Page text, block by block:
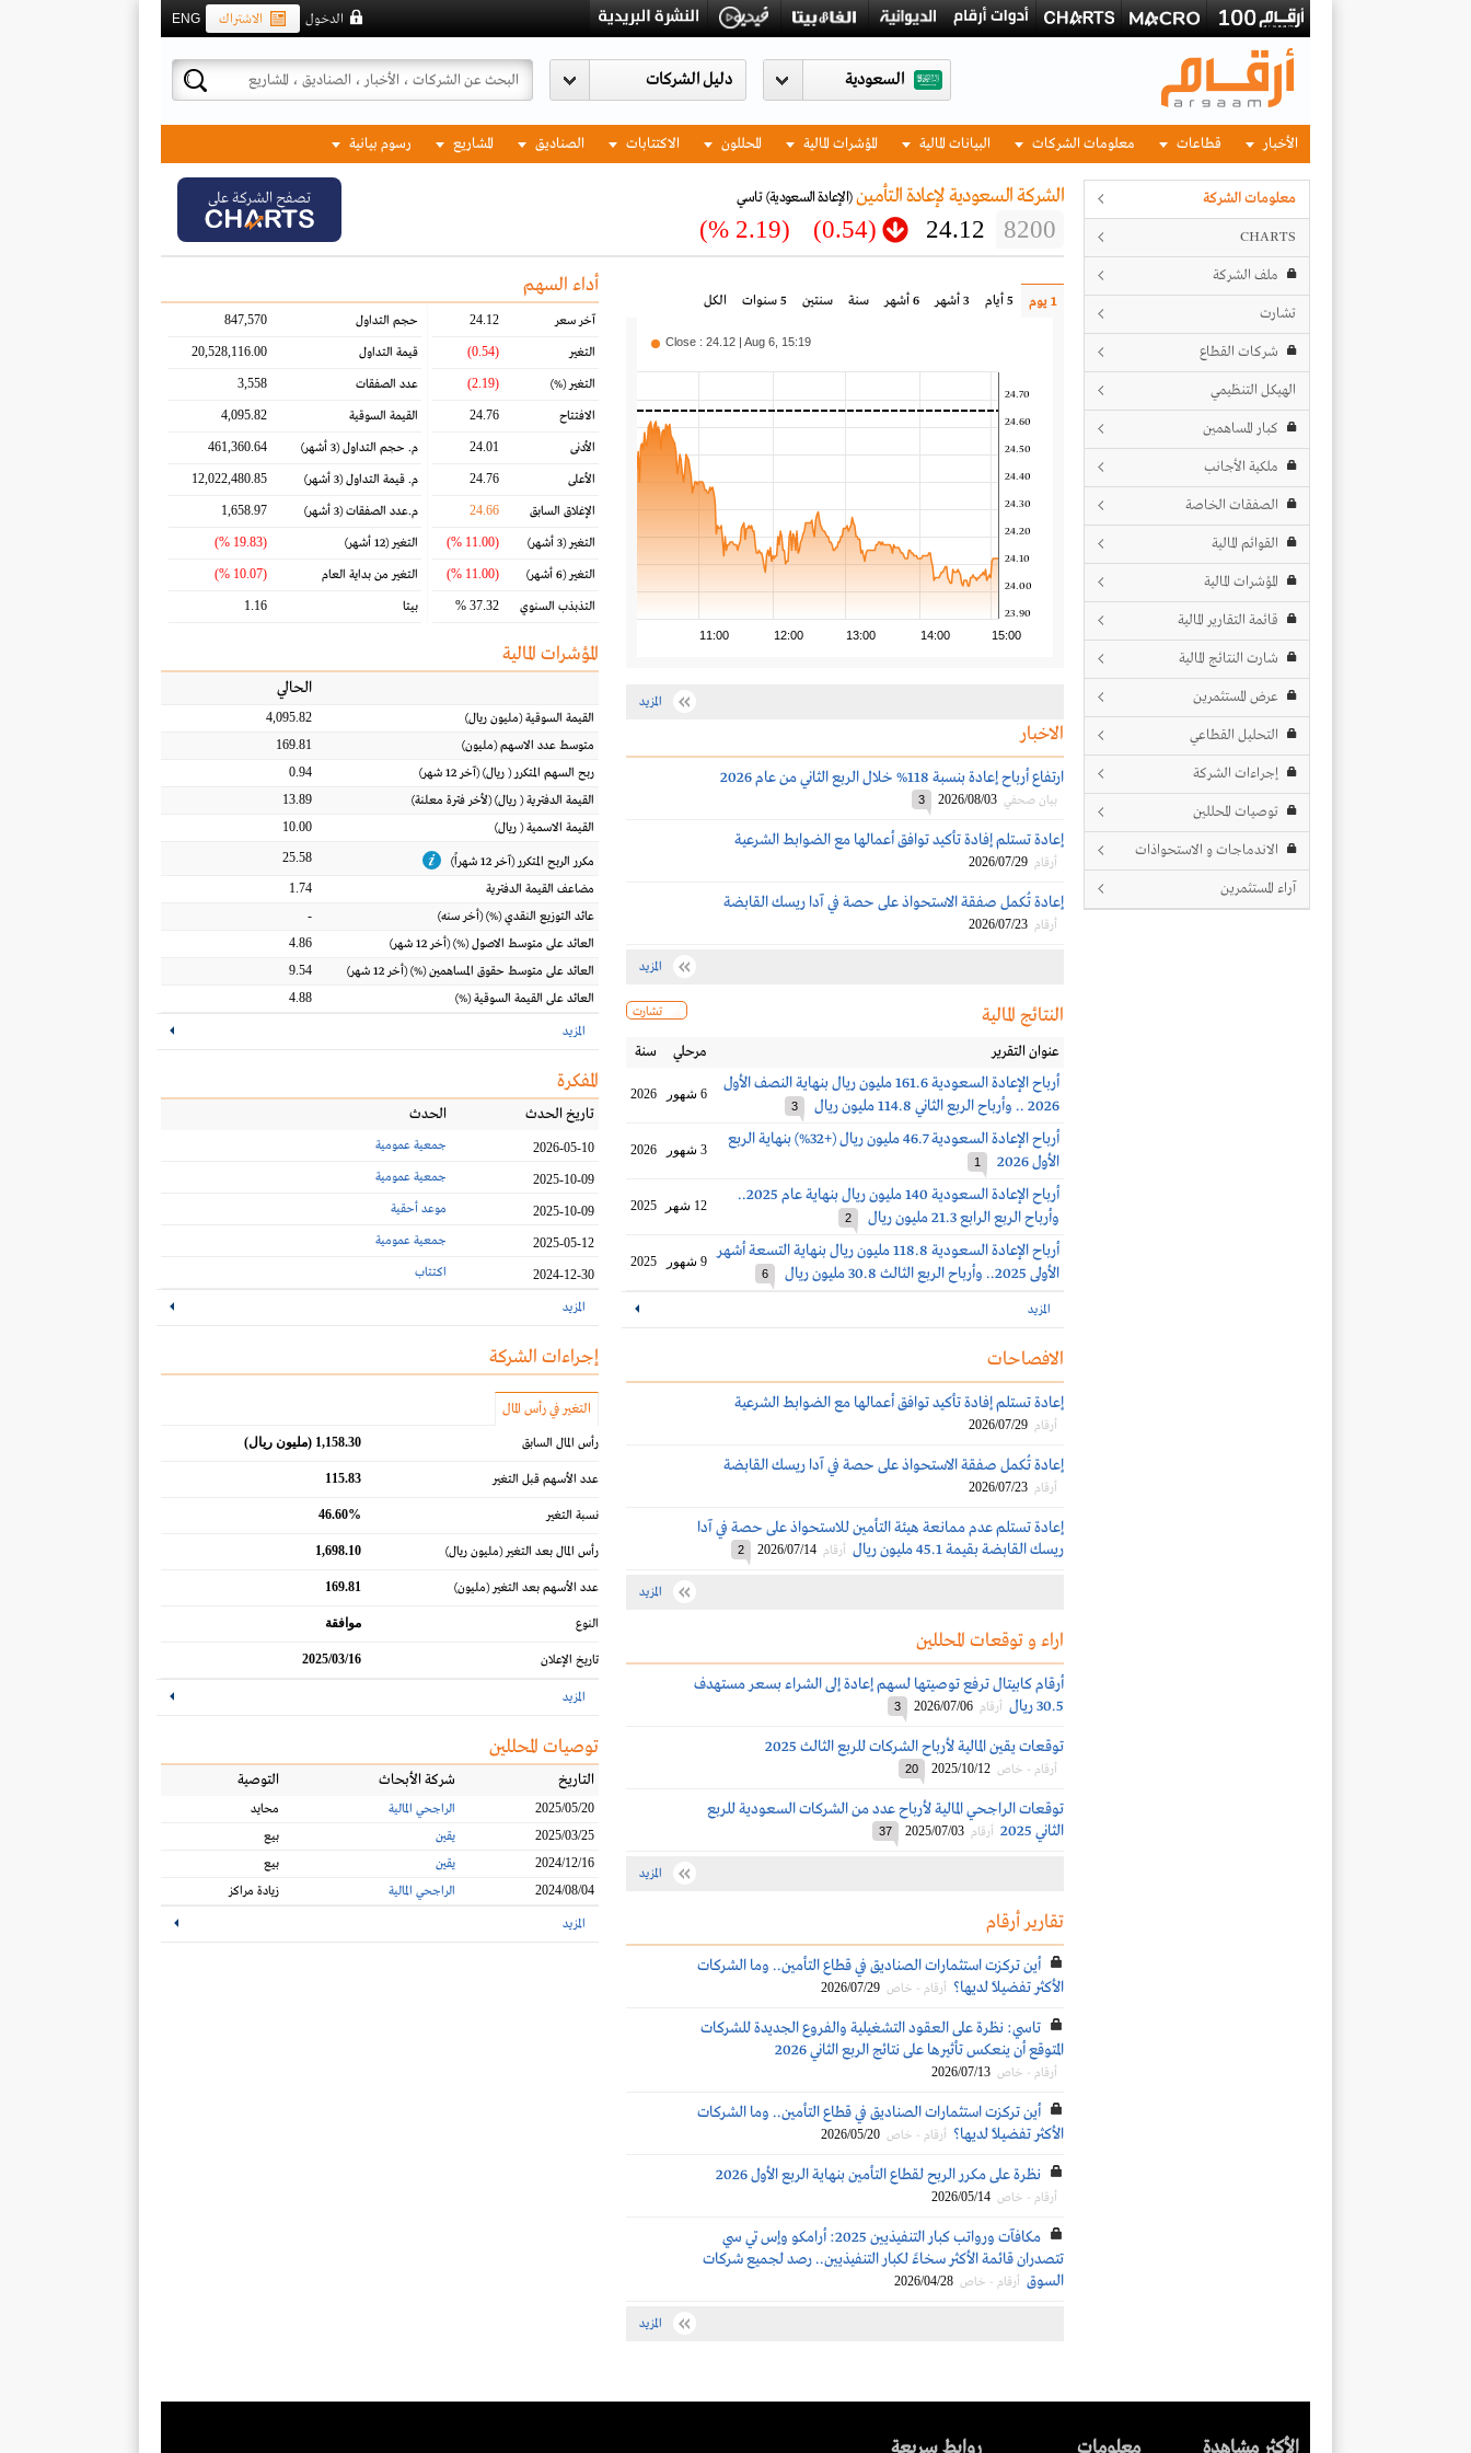
ENG الاشتراك الدخول
السعودية
الأخبار قطاعات معلومات الشركات البيانات المالية المؤشرات المالية المحللون الاكتتابات الصناديق المشاريع رسوم بيانية
معلومات الشركة
CHARTS
ملف الشركة
تشارت
شركات القطاع
الهيكل التنظيمي
كبار المساهمين
ملكية الأجانب
الصفقات الخاصة
القوائم المالية
المؤشرات المالية
قائمة التقارير المالية
شارت النتائج المالية
عرض المستثمرين
التحليل القطاعي
إجراءات الشركة
توصيات المحللين
الاندماجات و الاستحواذات
آراء المستثمرين
الشركة السعودية لإعادة التأمين (الإعادة السعودية) تاسي
8200
24.12
(0.54)
(2.19 %)
تصفح الشركة على
1 يوم 5 أيام 3 أشهر 6 أشهر سنة سنتين 5 سنوات الكل
11:00 12:00 13:00 14:00 15:00
23.90
24.00
24.10
24.20
24.30
24.40
24.50
24.60
24.70
Close : 24.12 | Aug 6, 15:19
المزيد
الاخبار
ارتفاع أرباح إعادة بنسبة 118% خلال الربع الثاني من عام 2026
بيان صحفي 2026/08/03
3
إعادة تستلم إفادة تأكيد توافق أعمالها مع الضوابط الشرعية
أرقام 2026/07/29
إعادة تُكمل صفقة الاستحواذ على حصة في آدا ريسك القابضة
أرقام 2026/07/23
المزيد
تشارت النتائج المالية
عنوان التقرير مرحلي سنة
أرباح الإعادة السعودية 161.6 مليون ريال بنهاية النصف الأول
2026 .. وأرباح الربع الثاني 114.8 مليون ريال
3
6 شهور 2026
أرباح الإعادة السعودية 46.7 مليون ريال (+32%) بنهاية الربع
الأول 2026
1
3 شهور 2026
أرباح الإعادة السعودية 140 مليون ريال بنهاية عام 2025..
وأرباح الربع الرابع 21.3 مليون ريال
2
12 شهر 2025
أرباح الإعادة السعودية 118.8 مليون ريال بنهاية التسعة أشهر
الأولى 2025.. وأرباح الربع الثالث 30.8 مليون ريال
6
9 شهور 2025
المزيد
الافصاحات
إعادة تستلم إفادة تأكيد توافق أعمالها مع الضوابط الشرعية
أرقام 2026/07/29
إعادة تُكمل صفقة الاستحواذ على حصة في آدا ريسك القابضة
أرقام 2026/07/23
إعادة تستلم عدم ممانعة هيئة التأمين للاستحواذ على حصة في آدا
ريسك القابضة بقيمة 45.1 مليون ريال
أرقام 2026/07/14
2
المزيد
اراء و توقعات المحللين
أرقام كابيتال ترفع توصيتها لسهم إعادة إلى الشراء بسعر مستهدف
30.5 ريال
أرقام 2026/07/06
3
توقعات يقين المالية لأرباح الشركات للربع الثالث 2025
أرقام - خاص 2025/10/12
20
توقعات الراجحي المالية لأرباح عدد من الشركات السعودية للربع
الثاني 2025
أرقام 2025/07/03
37
المزيد
تقارير أرقام
أين تركزت استثمارات الصناديق في قطاع التأمين.. وما الشركات
الأكثر تفضيلاً لديها؟ أرقام - خاص 2026/07/29
تاسي: نظرة على العقود التشغيلية والفروع الجديدة للشركات
المتوقع أن ينعكس تأثيرها على نتائج الربع الثاني 2026
أرقام - خاص 2026/07/13
أين تركزت استثمارات الصناديق في قطاع التأمين.. وما الشركات
الأكثر تفضيلاً لديها؟ أرقام - خاص 2026/05/20
نظرة على مكرر الربح لقطاع التأمين بنهاية الربع الأول 2026
أرقام - خاص 2026/05/14
مكافآت ورواتب كبار التنفيذيين 2025: أرامكو وإس تي سي
تتصدران قائمة الأكثر سخاءً لكبار التنفيذيين.. رصد لجميع شركات
السوق أرقام - خاص 2026/04/28
المزيد
أداء السهم
آخر سعر 24.12
التغير (0.54)
التغير(%)
(2.19)
الافتتاح 24.76
الأدنى 24.01
الأعلى 24.76
الإغلاق السابق 24.66
التغير(3 أشهر) (11.00 %)
التغير(6 أشهر) (11.00 %)
التذبذب السنوي 37.32 %
حجم التداول 847,570
قيمة التداول 20,528,116.00
عدد الصفقات 3,558
القيمة السوقية 4,095.82
م. حجم التداول(3 أشهر) 461,360.64
م. قيمة التداول(3 أشهر) 12,022,480.85
م.عدد الصفقات(3 أشهر) 1,658.97
التغير(12 أشهر) (19.83 %)
التغير من بداية العام (10.07 %)
بيتا 1.16
المؤشرات المالية
الحالي
القيمة السوقية(مليون ريال)
4,095.82
متوسط عدد الاسهم(مليون)
169.81
ربح السهم المتكرر( ريال) (آخر 12 شهر)
0.94
القيمة الدفترية( ريال) (لأخر فترة معلنة)
13.89
القيمة الاسمية( ريال)
10.00
مكرر الربح المتكرر (آخر 12 شهراً) 25.58
مضاعف القيمة الدفترية
1.74
عائد التوزيع النقدي(%) (أخر سنه)
-
العائد على متوسط الاصول(%) (أخر 12 شهر)
4.86
العائد على متوسط حقوق المساهمين(%) (أخر 12 شهر)
9.54
العائد على القيمة السوقية(%)
4.88
المزيد
المفكرة
تاريخ الحدث الحدث
2026-05-10 جمعية عمومية
2025-10-09 جمعية عمومية
2025-10-09 موعد أحقية
2025-05-12 جمعية عمومية
2024-12-30 اكتتاب
المزيد
إجراءات الشركة
التغير في رأس المال
رأس المال السابق 1,158.30 (مليون ريال)
عدد الأسهم قبل التغير 115.83
نسبة التغير 46.60%
رأس المال بعد التغير(مليون ريال) 1,698.10
عدد الأسهم بعد التغير(مليون) 169.81
النوع موافقة
تاريخ الإعلان 2025/03/16
المزيد
توصيات المحللين
التاريخ شركة الأبحاث التوصية
2025/05/20 الراجحي المالية
محايد
2025/03/25
يقين
بيع
2024/12/16
يقين
بيع
2024/08/04
الراجحي المالية زيادة مراكز
المزيد
الأكثر مشاهدة معلومات روابط سريعة